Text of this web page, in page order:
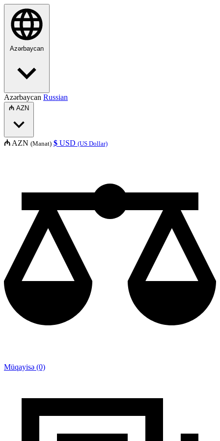
Azərbaycan
Azərbaycan Russian
₼ AZN
₼ AZN (Manat) $ USD (US Dollar)
Müqayisə (0)